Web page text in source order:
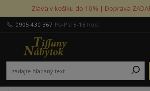
Zľava v košíku do 10% | Doprava
0905 430 367 Po-Pia 8-18 hod.